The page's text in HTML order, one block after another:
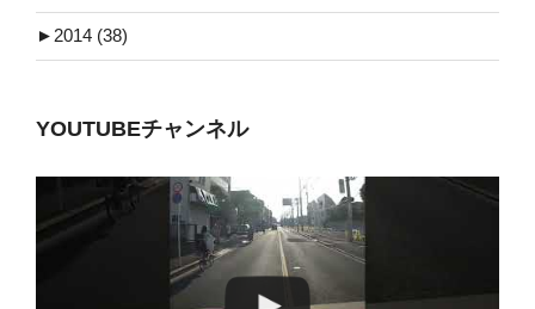
► 2014 (38)
YOUTUBEチャンネル